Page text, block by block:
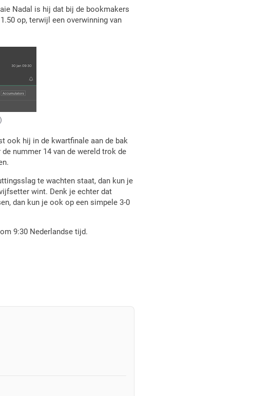
Nadal is hij dat bij de bookmakers
op, terwijl een overwinning van
ook hij in de kwartfinale aan de bak
nummer 14 van de wereld trok de
te wachten staat, dan kun je
wint. Denk je echter dat
dan kun je ook op een simpele 3-0
9:30 Nederlandse tijd.